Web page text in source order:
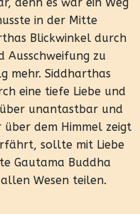
in der Mitte
Blickwinkel durch
Ausschweifung zu
mehr. Siddharthas
eine tiefe Liebe und
unantastbar und
dem Himmel zeigt
sollte mit Liebe
Gautama Buddha
Wesen teilen.